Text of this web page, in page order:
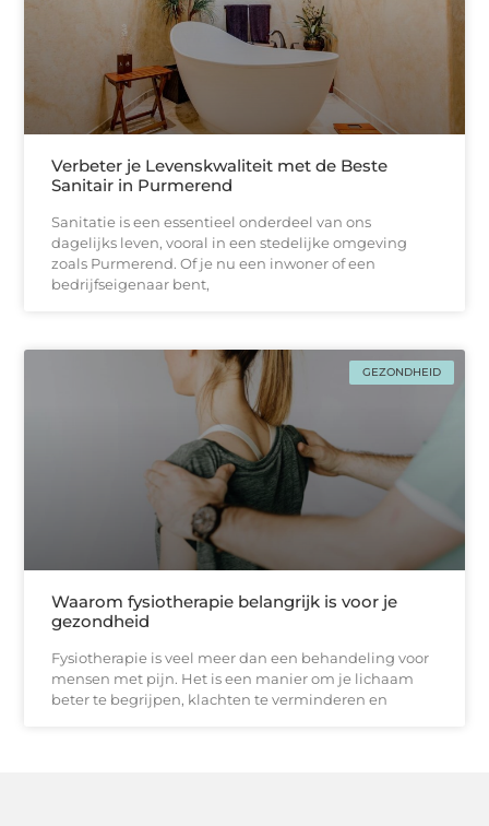
Verbeter je Levenskwaliteit met de Beste
Sanitair in Purmerend
Sanitatie is een essentieel onderdeel van ons
dagelijks leven, vooral in een stedelijke omgeving
zoals Purmerend. Of je nu een inwoner of een
bedrijfseigenaar bent,
GEZONDHEID
Waarom fysiotherapie belangrijk is voor je
gezondheid
Fysiotherapie is veel meer dan een behandeling voor
mensen met pijn. Het is een manier om je lichaam
beter te begrijpen, klachten te verminderen en